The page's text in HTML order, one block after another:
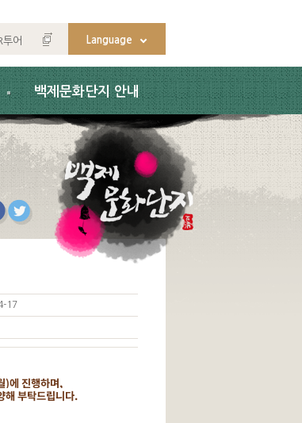
투어 Language
백제문화단지 안내
17
)에 진행하며,
해 부탁드립니다.